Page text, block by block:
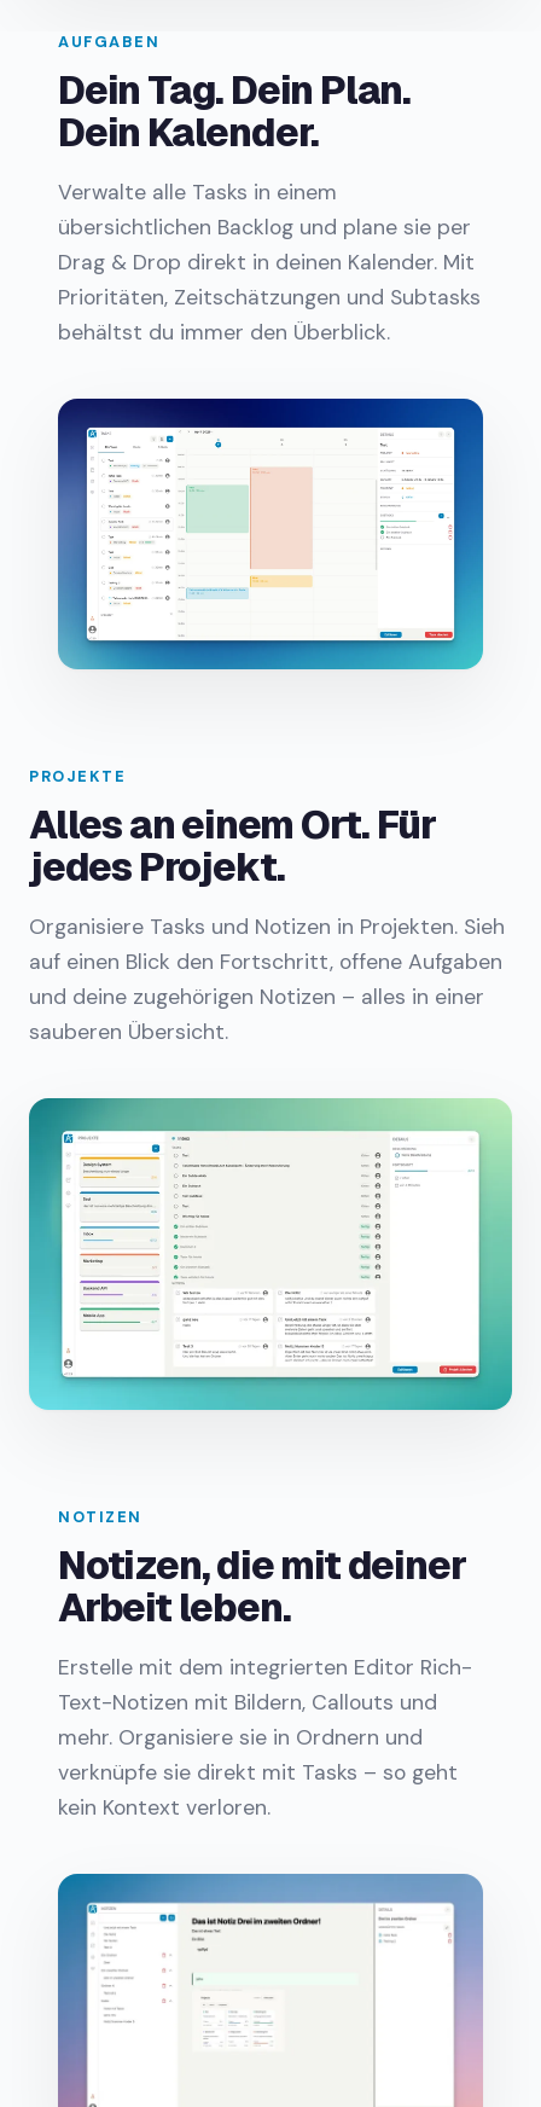
AUFGABEN
Dein Tag. Dein Plan.
Dein Kalender.
Verwalte alle Tasks in einem
übersichtlichen Backlog und plane sie per
Drag & Drop direkt in deinen Kalender. Mit
Prioritäten, Zeitschätzungen und Subtasks
behältst du immer den Überblick.
PROJEKTE
Alles an einem Ort. Für
jedes Projekt.
Organisiere Tasks und Notizen in Projekten. Sieh
auf einen Blick den Fortschritt, offene Aufgaben
und deine zugehörigen Notizen – alles in einer
sauberen Übersicht.
NOTIZEN
Notizen, die mit deiner
Arbeit leben.
Erstelle mit dem integrierten Editor Rich-
Text-Notizen mit Bildern, Callouts und
mehr. Organisiere sie in Ordnern und
verknüpfe sie direkt mit Tasks – so geht
kein Kontext verloren.